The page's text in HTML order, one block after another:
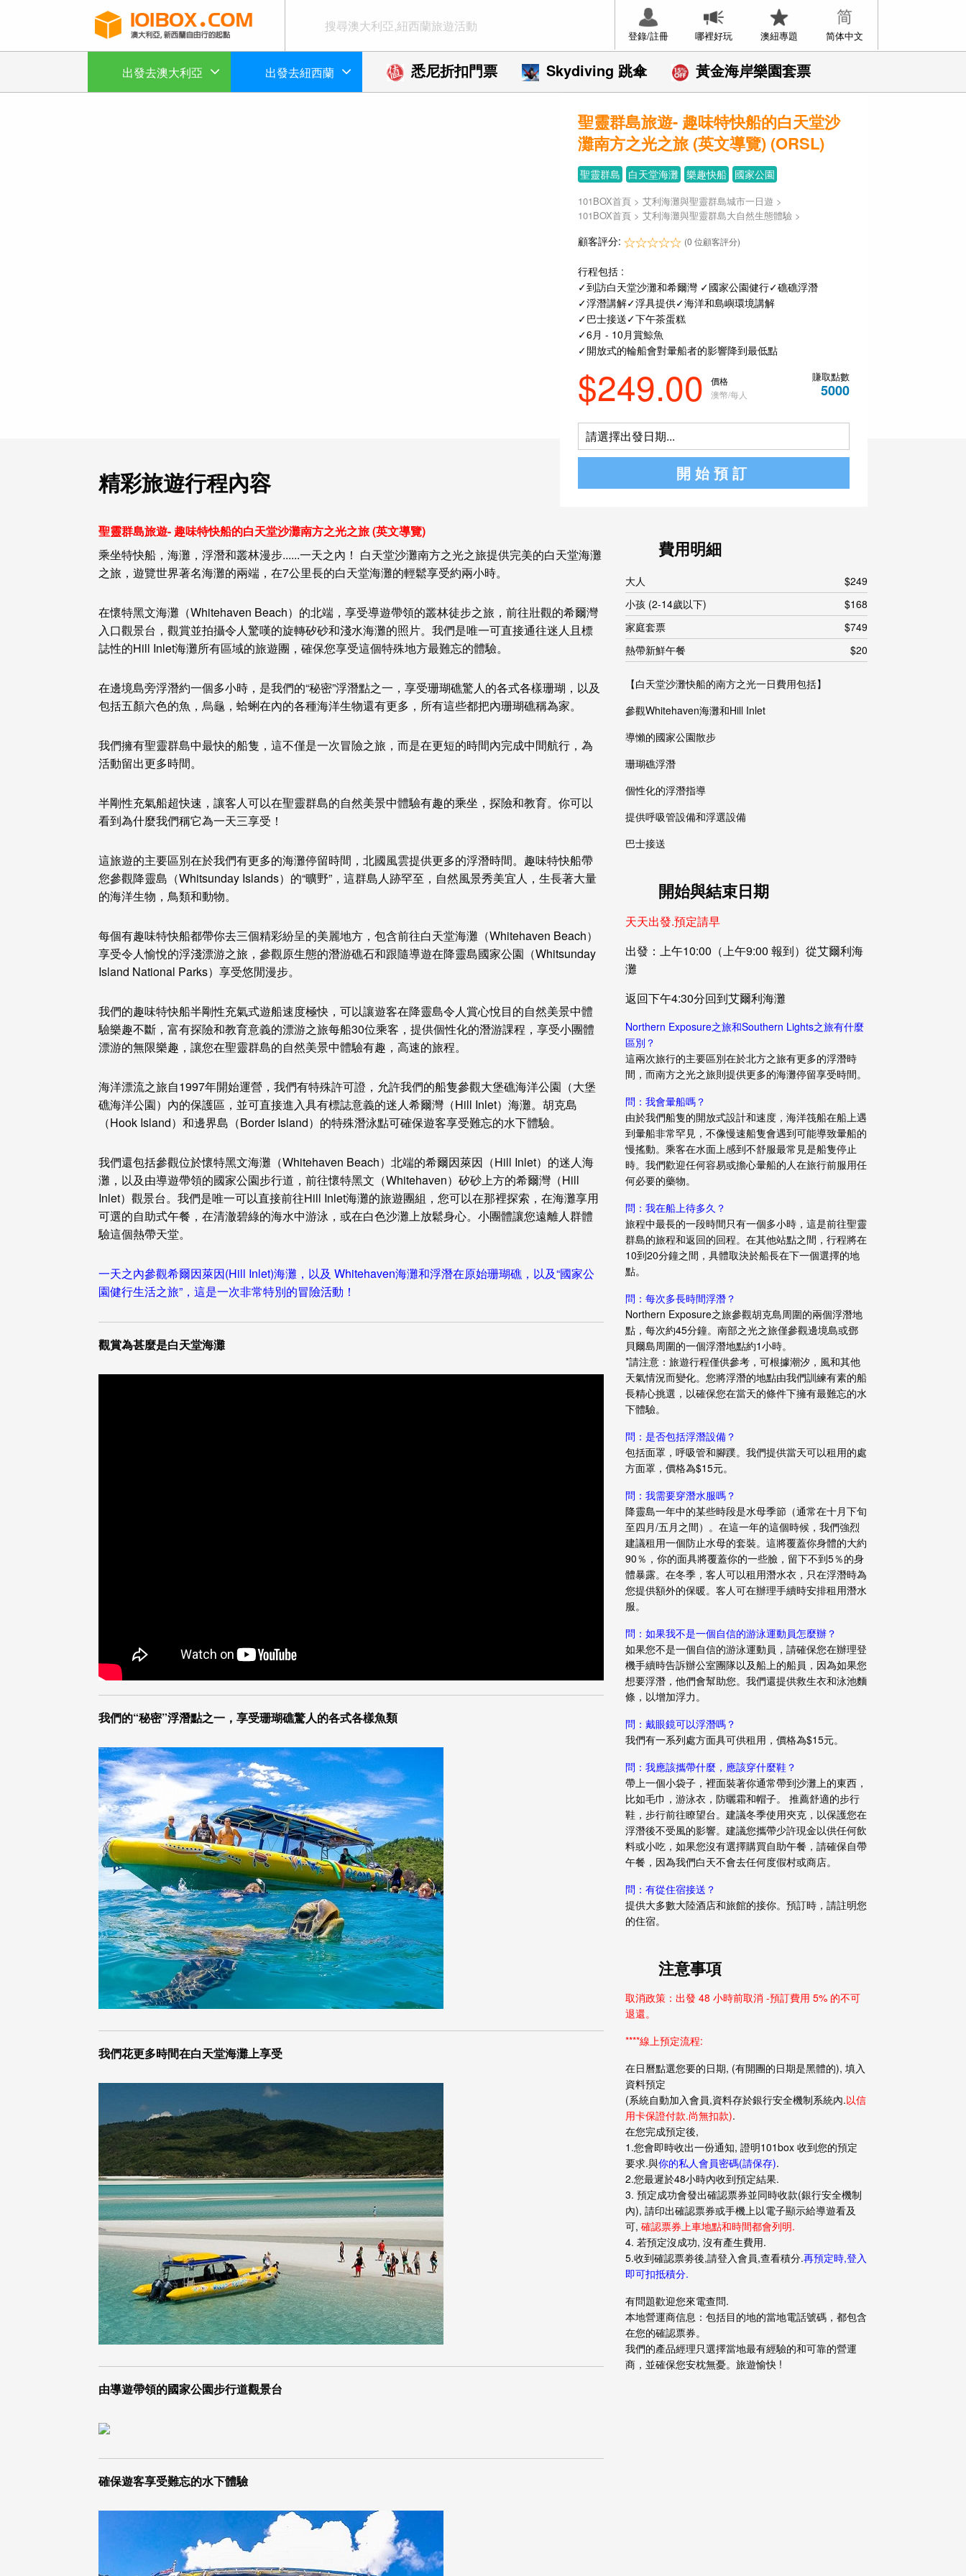
登錄/註冊 哪裡好玩 澳紐專題 简体中文
出發去澳大利亞 出發去紐西蘭 悉尼折扣門票 Skydiving 跳傘 黃金海岸樂園套票
聖靈群島旅遊- 趣味特快船的白天堂沙
灘南方之光之旅 (英文導覽) (ORSL)
聖靈群島 白天堂海灘 樂趣快船 國家公園
101BOX首頁> 艾利海灘與聖靈群島城市一日遊 >
101BOX首頁> 艾利海灘與聖靈群島大自然生態體驗 >
顧客評分: (0 位顧客評分)
行程包括 :
✓到訪白天堂沙灘和希爾灣 ✓國家公園健行✓礁礁浮潛
✓浮潛講解✓浮具提供✓海洋和島嶼環境講解
✓巴士接送✓下午茶蛋糕
✓6月 - 10月賞鯨魚
✓開放式的輪船會對暈船者的影響降到最低點
$249.00
價格
澳幣/每人
賺取點數
5000
請選擇出發日期...
開始預訂
精彩旅遊行程內容
聖靈群島旅遊- 趣味特快船的白天堂沙灘南方之光之旅 (英文導覽)
乘坐特快船，海灘，浮潛和叢林漫步......一天之內！ 白天堂沙灘南方之光之旅提供完美的白天堂海灘
之旅，遊覽世界著名海灘的兩端，在7公里長的白天堂海灘的輕鬆享受約兩小時。
在懷特黑文海灘（Whitehaven Beach）的北端，享受導遊帶領的叢林徒步之旅，前往壯觀的希爾灣
入口觀景台，觀賞並拍攝令人驚嘆的旋轉矽砂和淺水海灘的照片。我們是唯一可直接通往迷人且標
誌性的Hill Inlet海灘所有區域的旅遊團，確保您享受這個特殊地方最難忘的體驗。
在邊境島旁浮潛約一個多小時，是我們的“秘密”浮潛點之一，享受珊瑚礁驚人的各式各樣珊瑚，以及
包括五顏六色的魚，烏龜，蛤蜊在內的各種海洋生物還有更多，所有這些都把內珊瑚礁稱為家。
我們擁有聖靈群島中最快的船隻，這不僅是一次冒險之旅，而是在更短的時間內完成中間航行，為
活動留出更多時間。
半剛性充氣船超快速，讓客人可以在聖靈群島的自然美景中體驗有趣的乘坐，探險和教育。你可以
看到為什麼我們稱它為一天三享受！
這旅遊的主要區別在於我們有更多的海灘停留時間，北國風雲提供更多的浮潛時間。趣味特快船帶
您參觀降靈島（Whitsunday Islands）的“曠野”，這群島人跡罕至，自然風景秀美宜人，生長著大量
的海洋生物，鳥類和動物。
每個有趣味特快船都帶你去三個精彩紛呈的美麗地方，包含前往白天堂海灘（Whitehaven Beach）
享受令人愉悅的浮淺漂游之旅，參觀原生態的潛游礁石和跟隨導遊在降靈島國家公園（Whitsunday
Island National Parks）享受悠閒漫步。
我們的趣味特快船半剛性充氣式遊船速度極快，可以讓遊客在降靈島令人賞心悅目的自然美景中體
驗樂趣不斷，富有探險和教育意義的漂游之旅每船30位乘客，提供個性化的潛游課程，享受小團體
漂游的無限樂趣，讓您在聖靈群島的自然美景中體驗有趣，高速的旅程。
海洋漂流之旅自1997年開始運營，我們有特殊許可證，允許我們的船隻參觀大堡礁海洋公園（大堡
礁海洋公園）內的保護區，並可直接進入具有標誌意義的迷人希爾灣（Hill Inlet）海灘。胡克島
（Hook Island）和邊界島（Border Island）的特殊潛泳點可確保遊客享受難忘的水下體驗。
我們還包括參觀位於懷特黑文海灘（Whitehaven Beach）北端的希爾因萊因（Hill Inlet）的迷人海
灘，以及由導遊帶領的國家公園步行道，前往懷特黑文（Whitehaven）矽砂上方的希爾灣（Hill
Inlet）觀景台。我們是唯一可以直接前往Hill Inlet海灘的旅遊團組，您可以在那裡探索，在海灘享用
可選的自助式午餐，在清澈碧綠的海水中游泳，或在白色沙灘上放鬆身心。小團體讓您遠離人群體
驗這個熱帶天堂。
一天之內參觀希爾因萊因(Hill Inlet)海灘，以及 Whitehaven海灘和浮潛在原始珊瑚礁，以及“國家公
園健行生活之旅”，這是一次非常特別的冒險活動！
觀賞為甚麼是白天堂海灘
我們的“秘密”浮潛點之一，享受珊瑚礁驚人的各式各樣魚類
我們花更多時間在白天堂海灘上享受
由導遊帶領的國家公園步行道觀景台
確保遊客享受難忘的水下體驗
費用明細
大人
$249
小孩 (2-14歲以下)
$168
家庭套票
$749
熱帶新鮮午餐
$20
【白天堂沙灘快船的南方之光一日費用包括】
參觀Whitehaven海灘和Hill Inlet
導懶的國家公園散步
珊瑚礁浮潛
個性化的浮潛指導
提供呼吸管設備和浮選設備
巴士接送
開始與結束日期
天天出發.預定請早
出發：上午10:00（上午9:00 報到）從艾爾利海
灘
返回下午4:30分回到艾爾利海灘
Northern Exposure之旅和Southern Lights之旅有什麼
區別？
這兩次旅行的主要區別在於北方之旅有更多的浮潛時
間，而南方之光之旅則提供更多的海灘停留享受時間。
問：我會暈船嗎？
由於我們船隻的開放式設計和速度，海洋筏船在船上遇
到暈船非常罕見，不像慢速船隻會遇到可能導致暈船的
慢搖動。乘客在水面上感到不舒服最常見是船隻停止
時。我們歡迎任何容易或擔心暈船的人在旅行前服用任
何必要的藥物。
問：我在船上待多久？
旅程中最長的一段時間只有一個多小時，這是前往聖靈
群島的旅程和返回的回程。在其他站點之間，行程將在
10到20分鐘之間，具體取決於船長在下一個選擇的地
點。
問：每次多長時間浮潛？
Northern Exposure之旅參觀胡克島周圍的兩個浮潛地
點，每次約45分鐘。南部之光之旅僅參觀邊境島或鄧
貝爾島周圍的一個浮潛地點約1小時。
*請注意：旅遊行程僅供參考，可根據潮汐，風和其他
天氣情況而變化。您將浮潛的地點由我們訓練有素的船
長精心挑選，以確保您在當天的條件下擁有最難忘的水
下體驗。
問：是否包括浮潛設備？
包括面罩，呼吸管和腳蹼。我們提供當天可以租用的處
方面罩，價格為$15元。
問：我需要穿潛水服嗎？
降靈島一年中的某些時段是水母季節（通常在十月下旬
至四月/五月之間）。在這一年的這個時候，我們強烈
建議租用一個防止水母的套裝。這將覆蓋你身體的大約
90％，你的面具將覆蓋你的一些臉，留下不到5％的身
體暴露。在冬季，客人可以租用潛水衣，只在浮潛時為
您提供額外的保暖。客人可在辦理手續時安排租用潛水
服。
問：如果我不是一個自信的游泳運動員怎麼辦？
如果您不是一個自信的游泳運動員，請確保您在辦理登
機手續時告訴辦公室團隊以及船上的船員，因為如果您
想要浮潛，他們會幫助您。我們還提供救生衣和泳池麵
條，以增加浮力。
問：戴眼鏡可以浮潛嗎？
我們有一系列處方面具可供租用，價格為$15元。
問：我應該攜帶什麼，應該穿什麼鞋？
帶上一個小袋子，裡面裝著你通常帶到沙灘上的東西，
比如毛巾，游泳衣，防曬霜和帽子。 推薦舒適的步行
鞋，步行前往瞭望台。建議冬季使用夾克，以保護您在
浮潛後不受風的影響。建議您攜帶少許現金以供任何飲
料或小吃，如果您沒有選擇購買自助午餐，請確保自帶
午餐，因為我們白天不會去任何度假村或商店。
問：有從住宿接送？
提供大多數大陸酒店和旅館的接你。預訂時，請註明您
的住宿。
注意事項
取消政策：出發 48 小時前取消 -預訂費用 5% 的不可
退還。
****線上預定流程:
在日曆點選您要的日期, (有開團的日期是黑體的), 填入
資料預定
(系統自動加入會員,資料存於銀行安全機制系統內.以信
用卡保證付款.尚無扣款).
在您完成預定後,
1.您會即時收出一份通知, 證明101box 收到您的預定
要求.與你的私人會員密碼(請保存).
2.您最遲於48小時內收到預定結果.
3. 預定成功會發出確認票券並同時收款(銀行安全機制
內), 請印出確認票券或手機上以電子顯示給導遊看及
可,確認票券上車地點和時間都會列明.
4. 若預定沒成功, 沒有產生費用.
5.收到確認票劵後,請登入會員,查看積分.再預定時,登入
即可扣抵積分.
有問題歡迎您來電查問.
本地營運商信息：包括目的地的當地電話號碼，都包含
在您的確認票券。
我們的產品經理只選擇當地最有經驗的和可靠的營運
商，並確保您安枕無憂。旅遊愉快 !